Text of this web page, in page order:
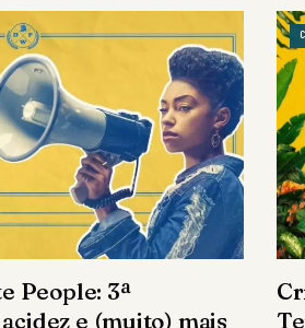
People: 3ª
e (muito) mais